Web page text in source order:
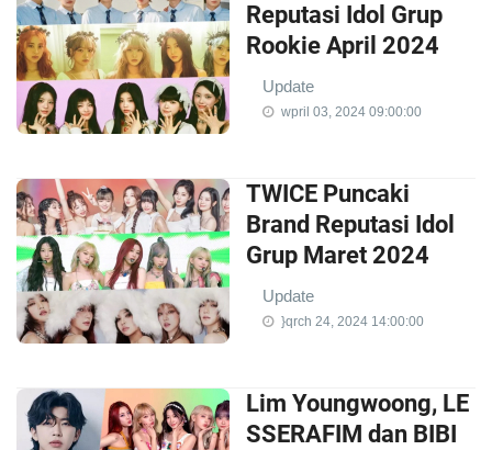
Reputasi Idol Grup
Rookie April 2024
Update
wpril 03, 2024 09:00:00
TWICE Puncaki
Brand Reputasi Idol
Grup Maret 2024
Update
}qrch 24, 2024 14:00:00
Lim Youngwoong, LE
SSERAFIM dan BIBI